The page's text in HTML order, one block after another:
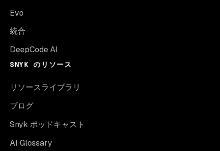
Evo
統合
DeepCode AI
SNYK のリソース
リソースライブラリ
ブログ
Snyk ポッドキャスト
AI Glossary